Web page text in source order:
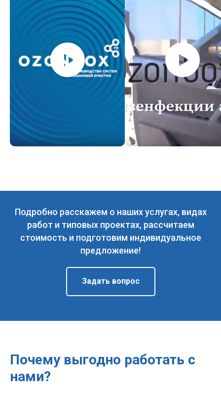
Подробно расскажем о наших услугах, видах
работ и типовых проектах, рассчитаем
стоимость и подготовим индивидуальное
предложение!
Задать вопрос
Почему выгодно работать с
нами?